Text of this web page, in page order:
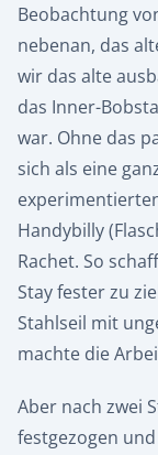
Beobachtung
nebenan, das
wir das alte
das Inner-
war. Ohne das
sich als eine
Handybilly
Rachet. So
Stay fester zu
Stahlseil mit
machte die
Aber nach zwei
festgezogen